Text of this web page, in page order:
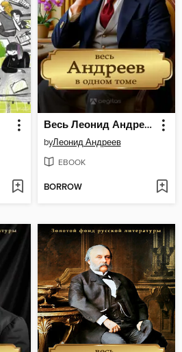
Весь Леонид Андреев. Все сочинения в одной книге.
byЛеонид Андреев
EBOOK
BORROW